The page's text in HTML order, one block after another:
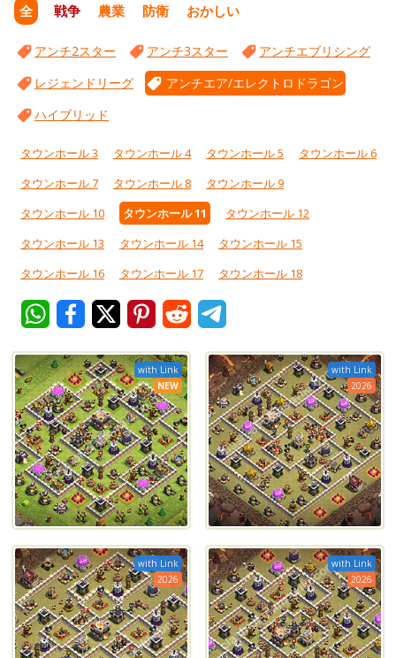
全 戦争 農業 防衛 おかしい
アンチ2スター アンチ3スター
アンチエブリシング
レジェンドリーグ
アンチエア/エレクトロドラゴン
ハイブリッド
タウンホール 3 タウンホール 4 タウンホール 5
タウンホール 6
タウンホール 7
タウンホール 8
タウンホール 9
タウンホール 10
タウンホール 11
タウンホール 12
タウンホール 13
タウンホール 14
タウンホール 15
タウンホール 16
タウンホール 17 タウンホール 18
with Link
NEW
with Link
2026
with Link
2026
with Link
2026